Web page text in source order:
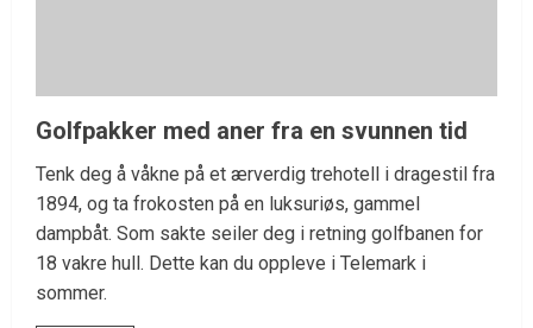
Golfpakker med aner fra en svunnen tid
Tenk deg å våkne på et ærverdig trehotell i dragestil fra
1894, og ta frokosten på en luksuriøs, gammel
dampbåt. Som sakte seiler deg i retning golfbanen for
18 vakre hull. Dette kan du oppleve i Telemark i
sommer.